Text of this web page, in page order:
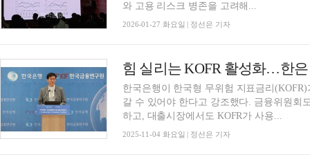
와 고용 리스크 병존을 고려해...
2026-01-27 화요일 | 정선은 기자
한국은행이 한국형 무위험 지표금리
갈 수 있어야 한다고 강조했다. 금융위원회
하고, 대출시장에서도 KOFR가 사용...
2025-11-04 화요일 | 정선은 기자